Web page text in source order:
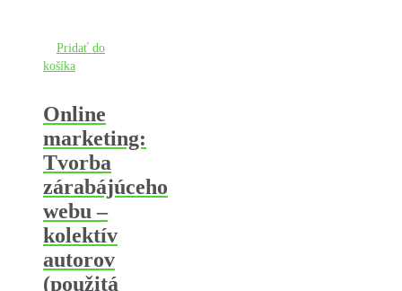
Pridať do
košíka
Online
marketing:
Tvorba
zárabájúceho
webu –
kolektív
autorov
(použitá